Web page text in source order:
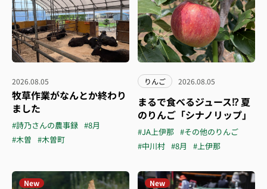
2026.08.05
牧草作業がなんとか終わり
ました
#詩乃さんの農事録 #8月
#木曽 #木曽町
りんご 2026.08.05
まるで食べるジュース⁉︎ 夏
のりんご「シナノリップ」
#JA上伊那 #その他のりんご
#中川村 #8月 #上伊那
New New